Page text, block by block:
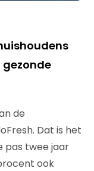
de
Dat is het
pas twee jaar
ook